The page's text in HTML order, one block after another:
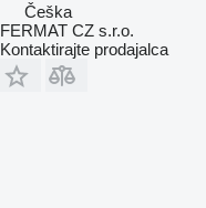
Češka
FERMAT CZ s.r.o.
Kontaktirajte prodajalca